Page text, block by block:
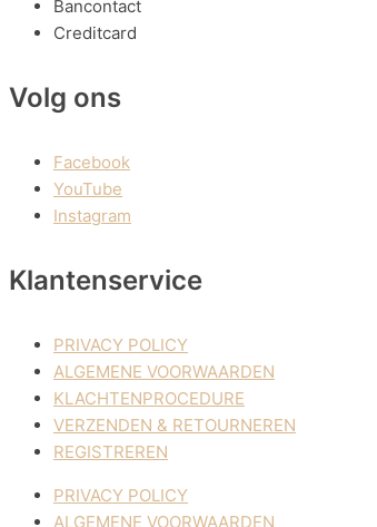
Bancontact
Creditcard
Volg ons
Facebook
YouTube
Instagram
Klantenservice
PRIVACY POLICY
ALGEMENE VOORWAARDEN
KLACHTENPROCEDURE
VERZENDEN & RETOURNEREN
REGISTREREN
PRIVACY POLICY
ALGEMENE VOORWAARDEN